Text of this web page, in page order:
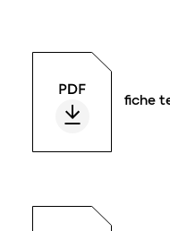
fiche